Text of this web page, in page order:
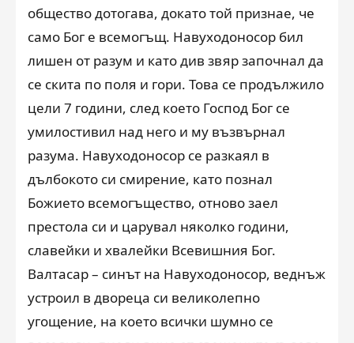
общество дотогава, докато той признае, че
само Бог е всемогъщ. Навуходоносор бил
лишен от разум и като див звяр започнал да
се скита по поля и гори. Това се продължило
цели 7 години, след което Господ Бог се
умилостивил над него и му възвърнал
разума. Навуходоносор се разкаял в
дълбокото си смирение, като познал
Божието всемогъщество, отново заел
престола си и царувал няколко години,
славейки и хвалейки Всевишния Бог.
Валтасар – синът на Навуходоносор, веднъж
устроил в двореца си великолепно
угощение, на което всички шумно се